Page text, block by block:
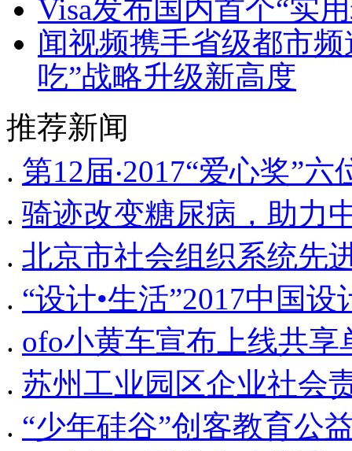
Visa发布国内首个“实
闻视频携手省级都市
吃”战略升级新高度
推荐新闻
. 第12届‧2017“爱心奖”
. 骑迹改变糖尿病，助力
. 北京市社会组织系统先
. “设计•生活”2017中国
. ofo小黄车宣布上线共
. 苏州工业园区企业社会
. “少年硅谷”创客教育公